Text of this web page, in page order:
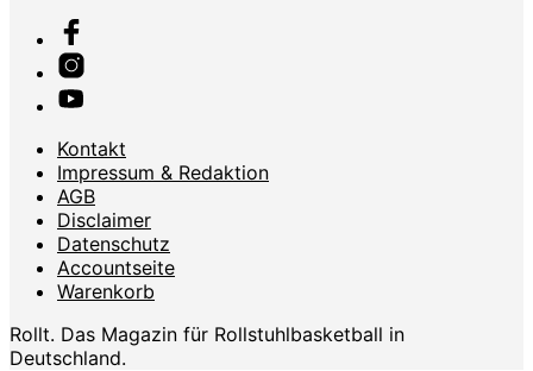
Kontakt
Impressum & Redaktion
AGB
Disclaimer
Datenschutz
Accountseite
Warenkorb
Rollt. Das Magazin für Rollstuhlbasketball in
Deutschland.